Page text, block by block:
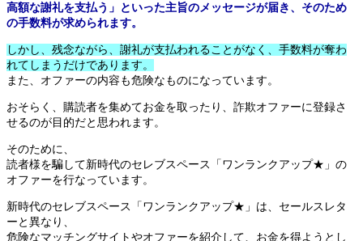
高額な謝礼を支払う」といった主旨のメッセージが届き、そのため
の手数料が求められます。
しかし、残念ながら、謝礼が支払われることがなく、手数料が奪わ
れてしまうだけであります。
また、オファーの内容も危険なものになっています。
おそらく、購読者を集めてお金を取ったり、詐欺オファーに登録さ
せるのが目的だと思われます。
そのために、
読者様を騙して新時代のセレブスペース「ワンランクアップ★」の
オファーを行なっています。
新時代のセレブスペース「ワンランクアップ★」は、セールスレタ
ーと異なり、
危険なマッチングサイトやオファーを紹介して、お金を得ようとし